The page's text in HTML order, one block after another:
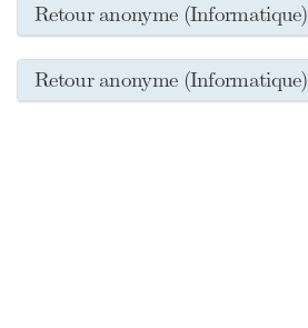
Retour anonyme (Informatique)
Retour anonyme (Informatique)